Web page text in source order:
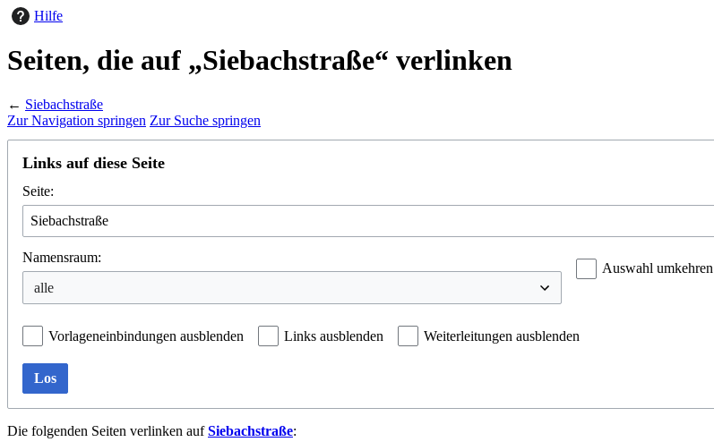
Hilfe
Seiten, die auf „Siebachstraße“ verlinken
← Siebachstraße
Zur Navigation springen Zur Suche springen
Links auf diese Seite
Seite:
Namensraum:
Auswahl umkehren
Vorlageneinbindungen ausblenden Links ausblenden Weiterleitungen ausblenden
Los
Die folgenden Seiten verlinken aufSiebachstraße: